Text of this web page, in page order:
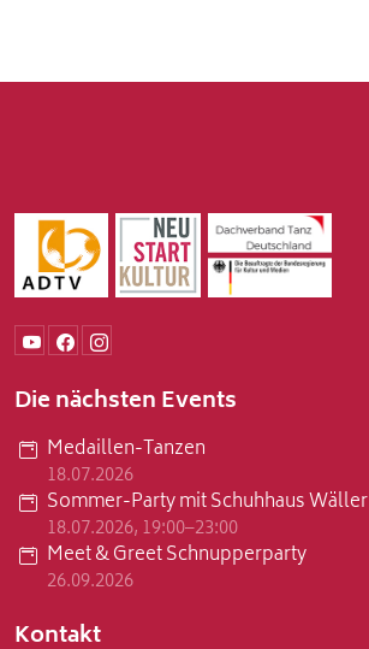
Die nächsten Events
Medaillen-Tanzen
18.07.2026
Sommer-Party mit Schuhhaus Wäller
18.07.2026, 19:00–23:00
Meet & Greet Schnupperparty
26.09.2026
Kontakt